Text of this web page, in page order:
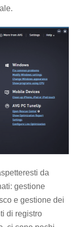
da
gestione
e gestione dei
di registro